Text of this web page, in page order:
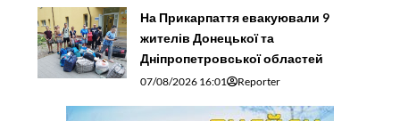
На Прикарпаття евакуювали 9
жителів Донецької та
Дніпропетровської областей
07/08/2026 16:01 Reporter